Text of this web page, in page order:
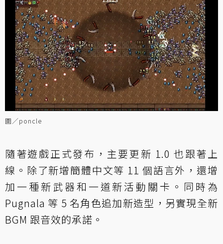
圖／poncle
隨著遊戲正式發布，主要更新 1.0 也跟著上
線。除了新增簡體中文等 11 個語言外，還增
加一種新武器和一道新活動關卡。同時為
Pugnala 等 5 名角色追加新造型，另實現全新
BGM 跟音效的承諾。